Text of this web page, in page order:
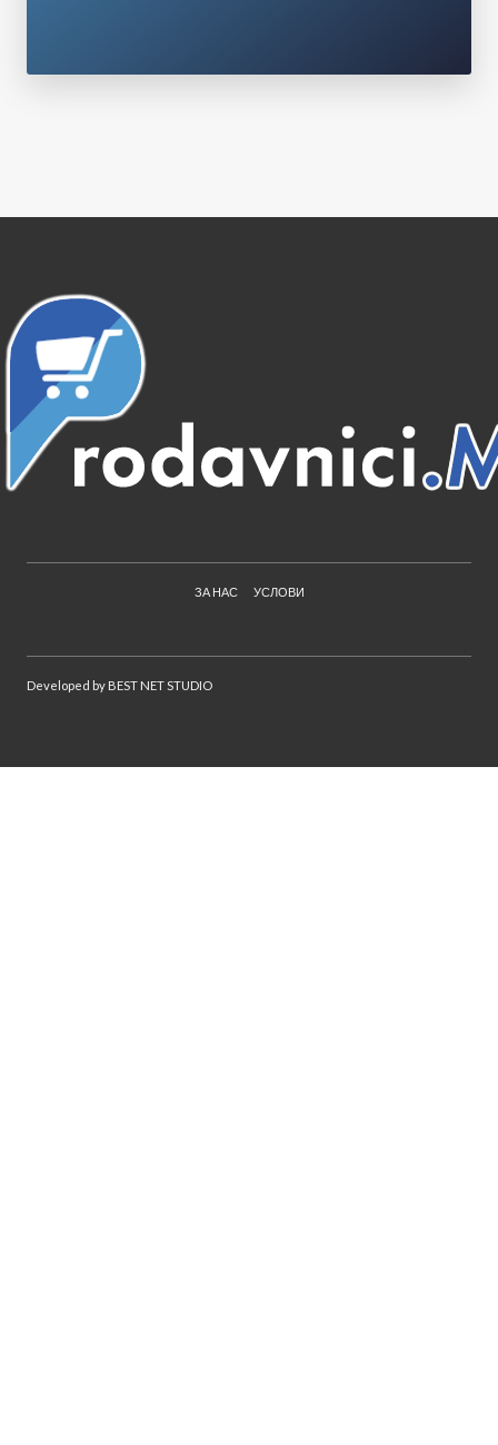
ЗА НАС УСЛОВИ
Developed by BEST NET STUDIO